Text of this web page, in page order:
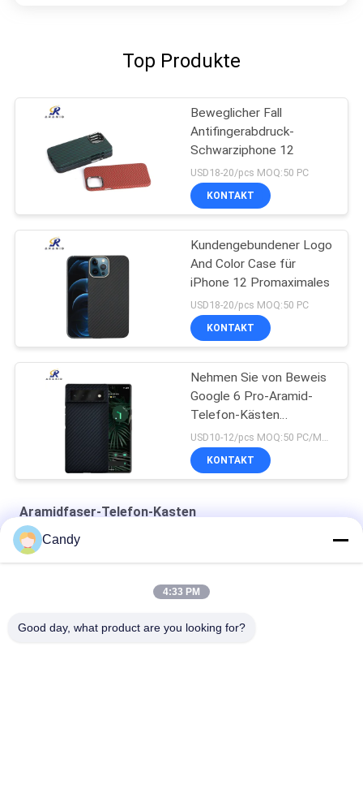
Top Produkte
Beweglicher Fall
Antifingerabdruck-
Schwarziphone 12
USD18-20/pcs MOQ:50 PC
KONTAKT
Kundengebundener Logo
And Color Case für
iPhone 12 Promaximales
USD18-20/pcs MOQ:50 PC
KONTAKT
Nehmen Sie von Beweis
Google 6 Pro-Aramid-
Telefon-Kästen
Fingerabdrücke
KONTAKT
Aramidfaser-Telefon-Kasten
Matttelefon-Kasten der Aramidfaser-10g für iPhone Se 2020
Candy
4:33 PM
Good day, what product are you looking for?